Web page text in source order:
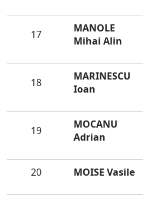
17
MANOLE
Mihai Alin
18
MARINESCU
Ioan
19
MOCANU
Adrian
20 MOISE Vasile